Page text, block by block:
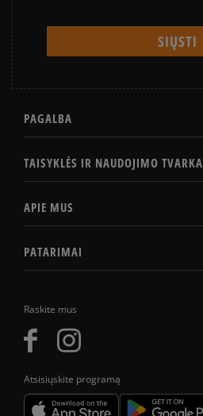
Raskite mus
Atsisiųskite programą
PAGALBA
TAISYKLĖS IR NAUDOJIMO TVARKA
APIE MUS
PATARIMAI